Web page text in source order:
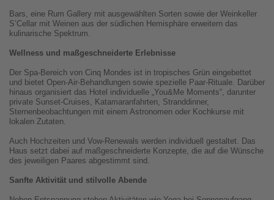
Bars, eine Rum Gallery mit ausgewählten Sorten sowie der Weinkeller
S’Cellar mit Weinen aus der südlichen Hemisphäre erweitern das
kulinarische Spektrum.
Wellness und maßgeschneiderte Erlebnisse
Der Spa-Bereich von Cinq Mondes ist in tropisches Grün eingebettet
und bietet Open-Air-Behandlungen sowie spezielle Paar-Rituale. Darüber
hinaus organisiert das Hotel individuelle „You&Me Moments“, darunter
private Sunset-Cruises, Katamaranfahrten, Stranddinner,
Sternenbeobachtungen mit einem Astronomen oder Kochkurse mit
lokalen Zutaten.
Auch Hochzeiten und Vow-Renewals werden individuell gestaltet. Das
Haus setzt dabei auf maßgeschneiderte Konzepte, die auf die Wünsche
des jeweiligen Paares abgestimmt sind.
Sanfte Aktivität und stilvolle Abende